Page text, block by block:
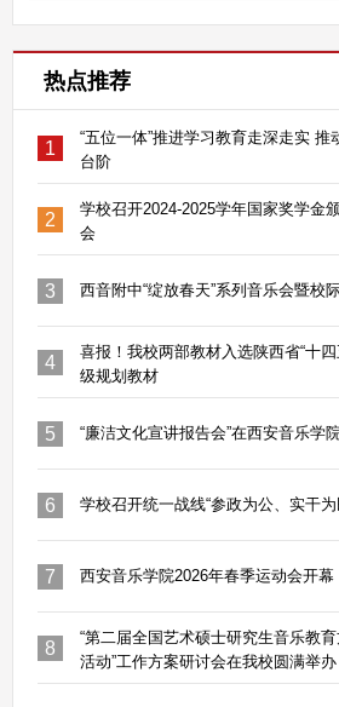
热点推荐
1
“五位一体”推进学习教育走深走实
台阶
2
学校召开2024-2025学年国家奖学金
会
3 西音附中“绽放春天”系列音乐会暨校
4
喜报！我校两部教材入选陕西省“十
级规划教材
5 “廉洁文化宣讲报告会”在西安音乐学
6 学校召开统一战线“参政为公、实干
7 西安音乐学院2026年春季运动会开幕
8
“第二届全国艺术硕士研究生音乐教
活动”工作方案研讨会在我校圆满举办